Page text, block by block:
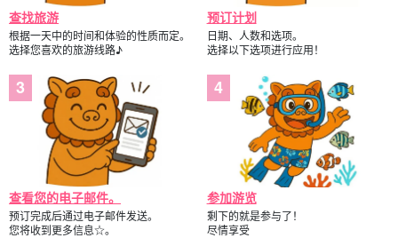
查找旅游
根据一天中的时间和体验的性质而定。
选择您喜欢的旅游线路♪
预订计划
日期、人数和选项。
选择以下选项进行应用！
查看您的电子邮件。
预订完成后通过电子邮件发送。
您将收到更多信息☆。
参加游览
剩下的就是参与了！
尽情享受